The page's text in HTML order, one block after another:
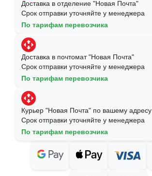
Доставка в отделение "Новая Почта"
Срок отправки уточняйте у менеджера
По тарифам перевозчика
Доставка в почтомат "Новая Почта"
Срок отправки уточняйте у менеджера
По тарифам перевозчика
Курьер "Новая Почта" по вашему адресу
Срок отправки уточняйте у менеджера
По тарифам перевозчика